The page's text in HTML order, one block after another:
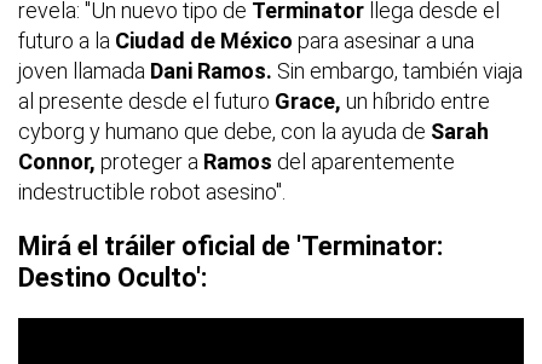
revela: "Un nuevo tipo de Terminator llega desde el
futuro a la Ciudad de México para asesinar a una
joven llamada Dani Ramos. Sin embargo, también viaja
al presente desde el futuro Grace, un híbrido entre
cyborg y humano que debe, con la ayuda de Sarah
Connor, proteger a Ramos del aparentemente
indestructible robot asesino".
Mirá el tráiler oficial de 'Terminator:
Destino Oculto':